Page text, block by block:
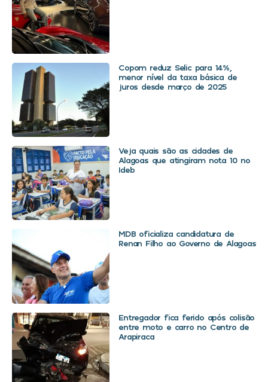
Copom reduz Selic para 14%,
menor nível da taxa básica de
juros desde março de 2025
Veja quais são as cidades de
Alagoas que atingiram nota 10 no
Ideb
MDB oficializa candidatura de
Renan Filho ao Governo de Alagoas
Entregador fica ferido após colisão
entre moto e carro no Centro de
Arapiraca